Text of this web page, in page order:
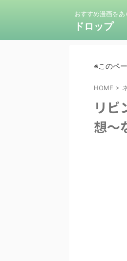
おすすめ漫画をあ
ドロップ
※このペ
HOME >
リビ
想〜